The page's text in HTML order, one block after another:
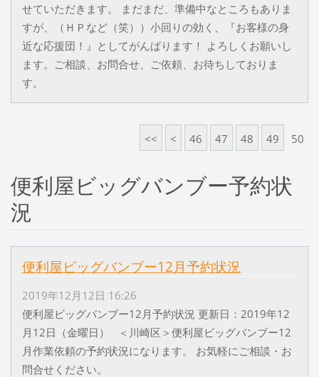
せていただきます。 まだまだ、準備中なところもありま
すが、（ＨＰなど（笑））小回りの効く、『お客様の身
近な応援団！』としてがんばります！ よろしくお願いし
ます。ご相談、お問合せ、ご依頼、お待ちしておりま
す。
<< < 46 47 48 49 50
便利屋ビッグバンブー予約状
況
便利屋ビッグバンブー12月予約状況
2019年12月12日 16:26
便利屋ビッグバンブー12月予約状況 更新日：2019年12
月12日（金曜日） ＜川崎区＞便利屋ビッグバンブー12
月作業依頼の予約状況になります。 お気軽にご相談・お
問合せください。